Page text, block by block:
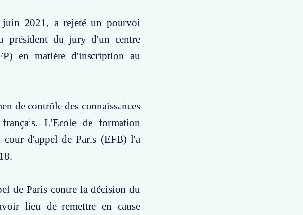
2021, a rejeté un pourvoi
président du jury d'un centre
en matière d'inscription au
de contrôle des connaissances
L'Ecole de formation
cour d'appel de Paris (EFB) l'a
de Paris contre la décision du
lieu de remettre en cause